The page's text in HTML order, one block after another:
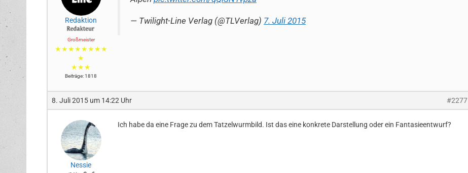
Redaktion
Großmeister
★★★★★★★★
★
★★★
Beiträge: 1818
— Twilight-Line Verlag (@TLVerlag) 7. Juli 2015
8. Juli 2015 um 14:22 Uhr #2277
Nessie
Ich habe da eine Frage zu dem Tatzelwurmbild. Ist das eine konkrete Darstellung oder ein Fantasieentwurf?